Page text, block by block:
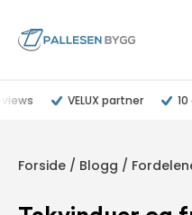
VELUX partner
Forside / Blogg /